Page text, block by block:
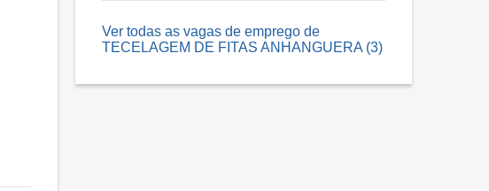
Ver todas as vagas de emprego de
TECELAGEM DE FITAS ANHANGUERA (3)